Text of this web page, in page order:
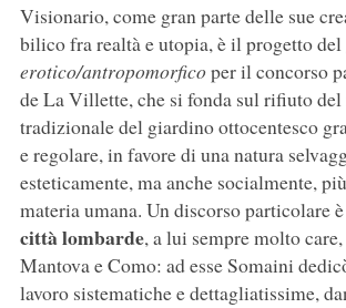
Visionario, come gran parte delle sue
bilico fra realtà e utopia, è il progetto del
erotico/antropomorficoper il concorso
de La Villette, che si fonda sul rifiuto
tradizionale del giardino ottocentesco
e regolare, in favore di una natura
esteticamente, ma anche socialmente,
materia umana. Un discorso particolare
città lombarde, a lui sempre molto
Mantova e Como: ad esse Somaini
lavoro sistematiche e dettagliatissime,